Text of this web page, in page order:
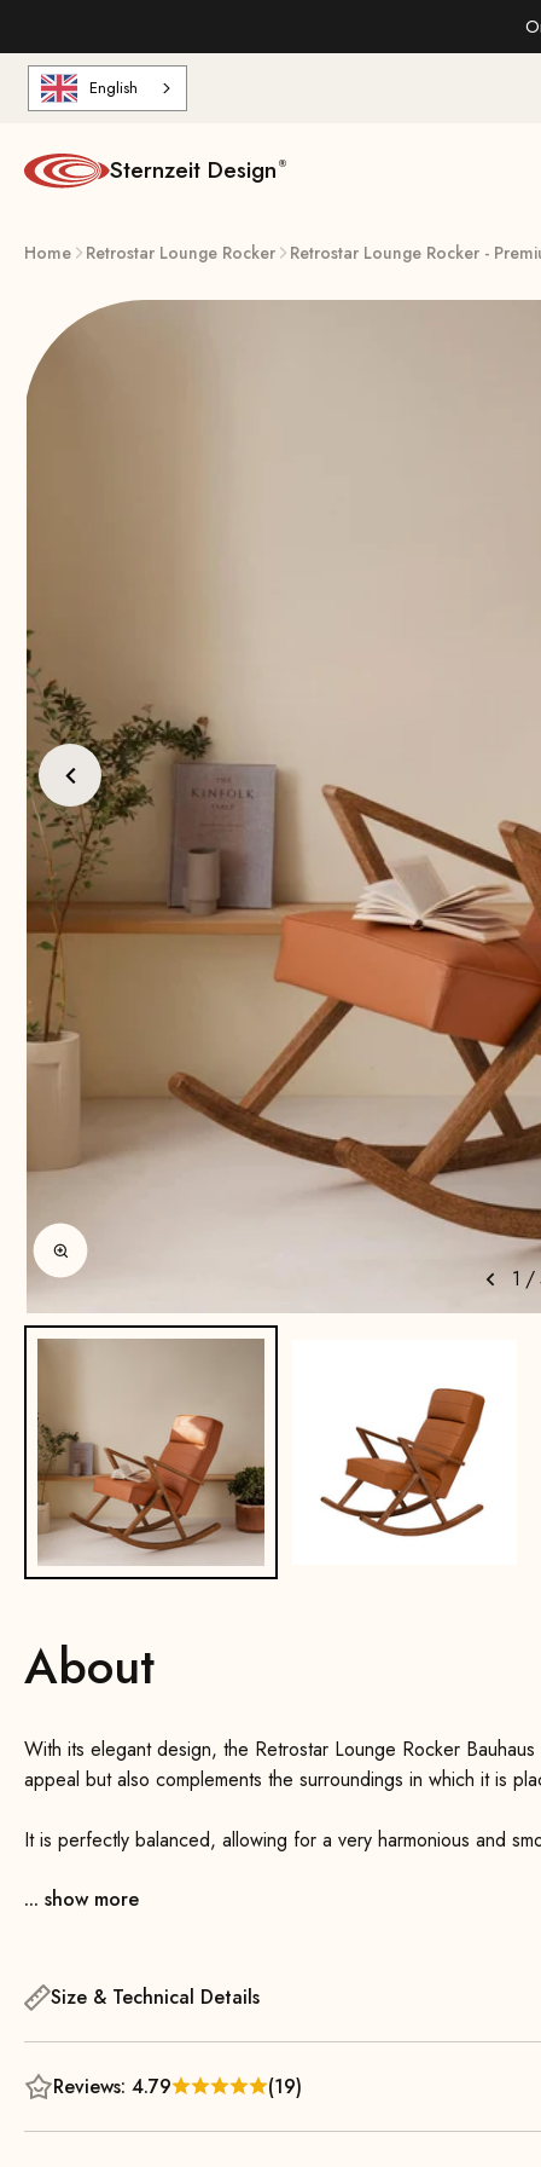
English
Sternzeit Design
Home Retrostar Lounge Rocker Retrostar Lounge Rocker -
1 /
Enlarge image
About
With its elegant design, the Retrostar Lounge Rocker Bauhaus finest Mid-Century Bauhaus . This not only enhances its own
appeal but also complements the surroundings in which it is
It is perfectly balanced, allowing for a very harmonious and
head support, making it ideal for longer rest periods.
The slim, tapered armrests—handcrafted from solid wood in
contrast.
... show more
Size & Technical Details
Reviews: 4.79 (19)